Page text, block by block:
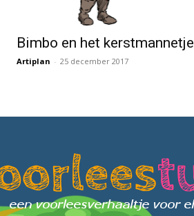
Bimbo en het kerstmannetje
Artiplan - 25 december 2017